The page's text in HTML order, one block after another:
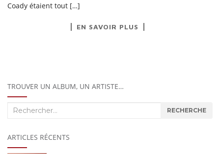
Coady étaient tout […]
EN SAVOIR PLUS
TROUVER UN ALBUM, UN ARTISTE…
Recherche
RECHERCHE
ARTICLES RÉCENTS